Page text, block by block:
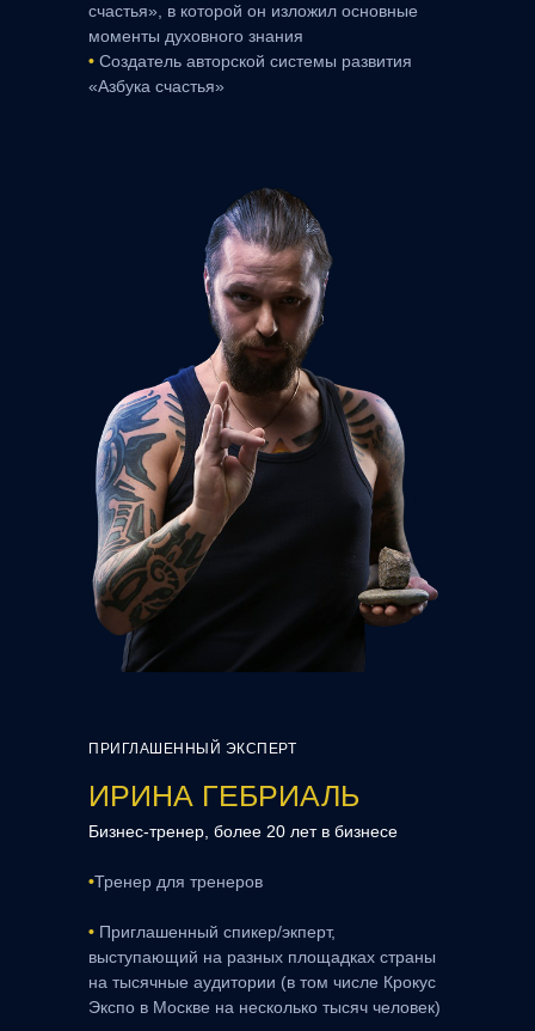
счастья», в которой он изложил основные
моменты духовного знания
• Создатель авторской системы развития
«Азбука счастья»
ПРИГЛАШЕННЫЙ ЭКСПЕРТ
ИРИНА ГЕБРИАЛЬ
Бизнес-тренер, более 20 лет в бизнесе
•Тренер для тренеров
• Приглашенный спикер/экперт,
выступающий на разных площадках страны
на тысячные аудитории (в том числе Крокус
Экспо в Москве на несколько тысяч человек)